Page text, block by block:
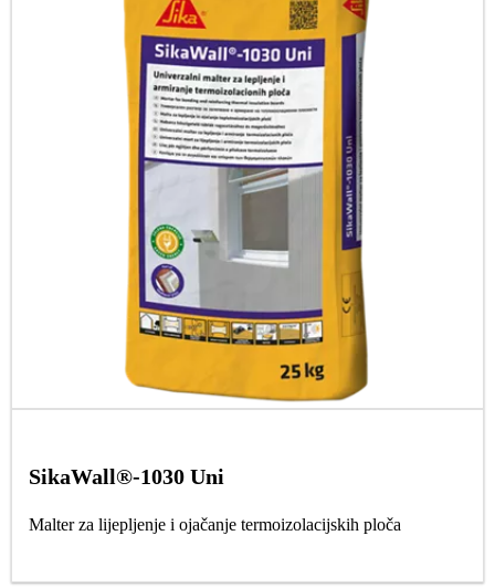
SikaWall®-1030 Uni
Malter za lijepljenje i ojačanje termoizolacijskih ploča